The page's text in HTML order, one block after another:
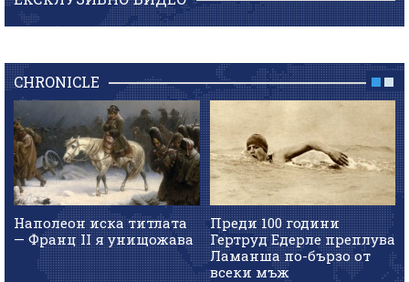
CHRONICLE
Наполеон иска титлата
— Франц II я унищожава
Преди 100 години
Гертруд Едерле преплува
Ламанша по-бързо от
всеки мъж